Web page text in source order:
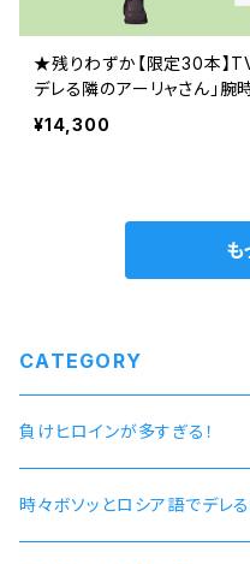
★残りわずか【限定30本】
デレる隣のアーリャさん」腕
サイズ） ケース色：ゴール
3,000円（税込14,300円）
¥14,300
も
CATEGORY
負けヒロインが多すぎる！
時々ボソッとロシア語でデレ